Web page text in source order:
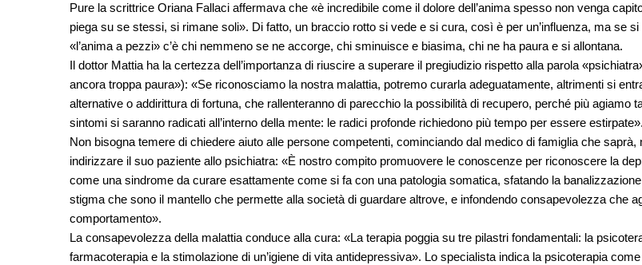
Pure la scrittrice Oriana Fallaci affermava che «è incredibile come il dolore dell’anima spesso non venga
piega su se stessi, si rimane soli». Di fatto, un braccio rotto si vede e si cura, così è per un’influenza, ma se si
«l’anima a pezzi» c’è chi nemmeno se ne accorge, chi sminuisce e biasima, chi ne ha paura e si allontana.
Il dottor Mattia ha la certezza dell’importanza di riuscire a superare il pregiudizio rispetto alla parola
ancora troppa paura»): «Se riconosciamo la nostra malattia, potremo curarla adeguatamente, altrimenti si
alternative o addirittura di fortuna, che rallenteranno di parecchio la possibilità di recupero, perché più agiamo
sintomi si saranno radicati all’interno della mente: le radici profonde richiedono più tempo per essere estirpate».
Non bisogna temere di chiedere aiuto alle persone competenti, cominciando dal medico di famiglia che saprà,
indirizzare il suo paziente allo psichiatra: «È nostro compito promuovere le conoscenze per riconoscere la
come una sindrome da curare esattamente come si fa con una patologia somatica, sfatando la
stigma che sono il mantello che permette alla società di guardare altrove, e infondendo consapevolezza che
comportamento».
La consapevolezza della malattia conduce alla cura: «La terapia poggia su tre pilastri fondamentali: la
farmacoterapia e la stimolazione di un’igiene di vita antidepressiva». Lo specialista indica la psicoterapia come